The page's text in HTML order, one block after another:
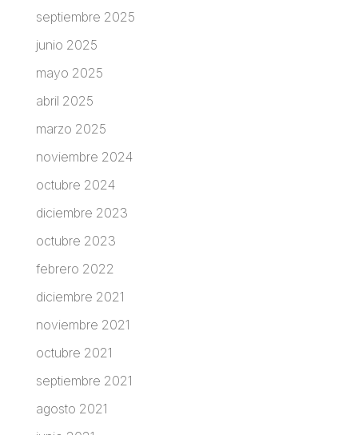
septiembre 2025
junio 2025
mayo 2025
abril 2025
marzo 2025
noviembre 2024
octubre 2024
diciembre 2023
octubre 2023
febrero 2022
diciembre 2021
noviembre 2021
octubre 2021
septiembre 2021
agosto 2021